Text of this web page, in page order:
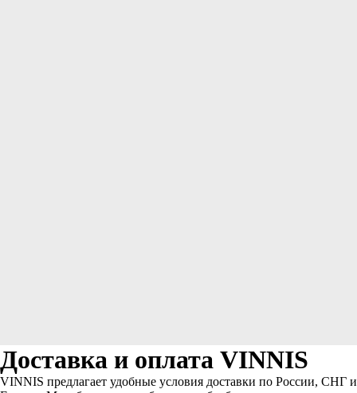
Доставка и оплата VINNIS
VINNIS предлагает удобные условия доставки по России, СНГ и